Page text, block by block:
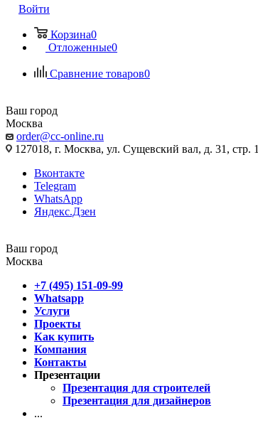
Войти
Корзина0
Отложенные0
Сравнение товаров0
Ваш город
Москва
order@cc-online.ru
127018, г. Москва, ул. Сущевский вал, д. 31, стр. 1
Вконтакте
Telegram
WhatsApp
Яндекс.Дзен
Ваш город
Москва
+7 (495) 151-09-99
Whatsapp
Услуги
Проекты
Как купить
Компания
Контакты
Презентации
Презентация для строителей
Презентация для дизайнеров
...